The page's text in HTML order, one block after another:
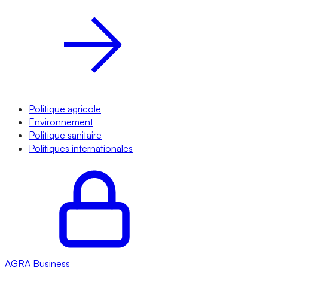
Politique agricole
Environnement
Politique sanitaire
Politiques internationales
AGRA Business